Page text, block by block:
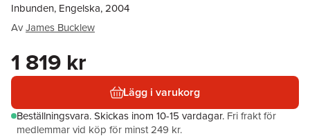
Inbunden, Engelska, 2004
AvJames Bucklew
1 819 kr
Lägg i varukorg
Beställningsvara.Skickas inom 10-15 vardagar. Fri frakt för
medlemmar vid köp för minst 249 kr.